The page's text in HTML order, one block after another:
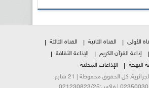
الأولى القناة الثانية
القناة الثالثة
إذاعة القرآن الكريم
الإذاعة الثقافة
البهجة
الإذاعات المحلية
© 2026 الإذاعة الجزائرية. كل الحقوق محفوظة | 21 شارع